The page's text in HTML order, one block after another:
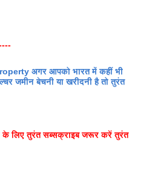
अगर आपको भारत में कहीं भी
जमीन बेचनी या खरीदनी है तो तुरंत
के लिए तुरंत सब्सक्राइब जरूर करें तुरंत